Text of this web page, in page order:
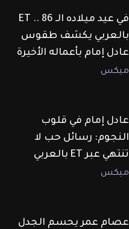
في عيد ميلاده الـ 86 .. ET
بالعربي يكشف طقوس
عادل إمام بأعماله الأخيرة
ميكس
عادل إمام في قلوب
النجوم: رسائل حب لا
تنتهي عبر ET بالعربي
ميكس
عصام عمر يحسم الجدل